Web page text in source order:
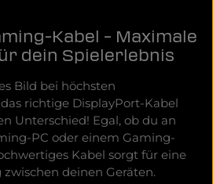
Vorteil im
Wie bei allen Oehlbach
auch hier die Qualität: Robuste
G-Sync und FreeSync sorgen
- egal bei welcher
und kompromisslos - dieses
neuesten Grafikkarten und
Kabel – Maximale
dein Spielerlebnis
Bild bei höchsten
richtige DisplayPort-Kabel
Unterschied! Egal, ob du an
PC oder einem Gaming-
Kabel sorgt für eine
deinen Geräten.